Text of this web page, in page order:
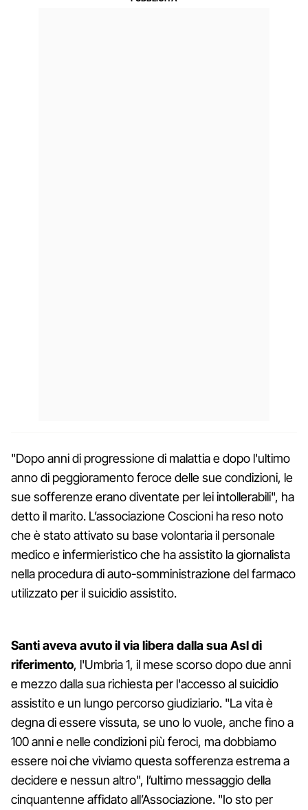
"Dopo anni di progressione di malattia e dopo l'ultimo
anno di peggioramento feroce delle sue condizioni, le
sue sofferenze erano diventate per lei intollerabili", ha
detto il marito. L’associazione Coscioni ha reso noto
che è stato attivato su base volontaria il personale
medico e infermieristico che ha assistito la giornalista
nella procedura di auto-somministrazione del farmaco
utilizzato per il suicidio assistito.
Santi aveva avuto il via libera dalla sua Asl di
riferimento, l'Umbria 1, il mese scorso dopo due anni
e mezzo dalla sua richiesta per l'accesso al suicidio
assistito e un lungo percorso giudiziario. "La vita è
degna di essere vissuta, se uno lo vuole, anche fino a
100 anni e nelle condizioni più feroci, ma dobbiamo
essere noi che viviamo questa sofferenza estrema a
decidere e nessun altro", l’ultimo messaggio della
cinquantenne affidato all’Associazione. "Io sto per